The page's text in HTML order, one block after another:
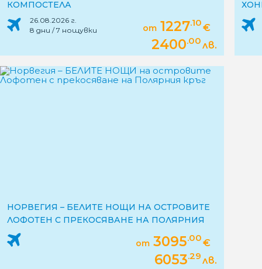
КОМПОСТЕЛА
26.08.2026 г.
8 дни / 7 нощувки
от 1227.10€
2400.00лв.
НОРВЕГИЯ – БЕЛИТЕ НОЩИ НА ОСТРОВИТЕ
ЛОФОТЕН С ПРЕКОСЯВАНЕ НА ПОЛЯРНИЯ
КРЪГ
от 3095.00€
6053.29лв.